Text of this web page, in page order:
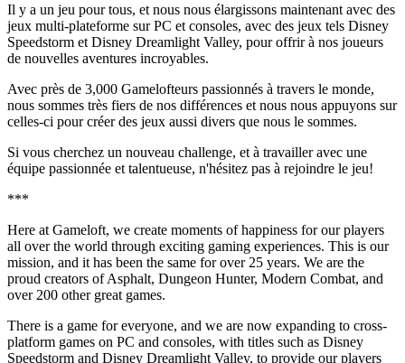
Il y a un jeu pour tous, et nous nous élargissons maintenant avec des
jeux multi-plateforme sur PC et consoles, avec des jeux tels Disney
Speedstorm et Disney Dreamlight Valley, pour offrir à nos joueurs
de nouvelles aventures incroyables.
Avec près de 3,000 Gamelofteurs passionnés à travers le monde,
nous sommes très fiers de nos différences et nous nous appuyons sur
celles-ci pour créer des jeux aussi divers que nous le sommes.
Si vous cherchez un nouveau challenge, et à travailler avec une
équipe passionnée et talentueuse, n'hésitez pas à rejoindre le jeu!
***
Here at Gameloft, we create moments of happiness for our players
all over the world through exciting gaming experiences. This is our
mission, and it has been the same for over 25 years. We are the
proud creators of Asphalt, Dungeon Hunter, Modern Combat, and
over 200 other great games.
There is a game for everyone, and we are now expanding to cross-
platform games on PC and consoles, with titles such as Disney
Speedstorm and Disney Dreamlight Valley, to provide our players